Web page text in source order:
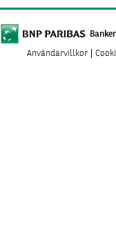
Användarvillkor